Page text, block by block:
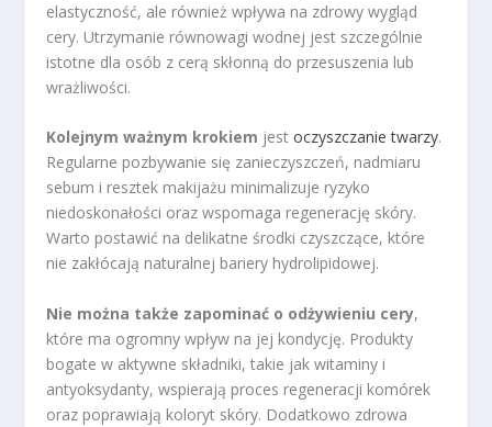
elastyczność, ale również wpływa na zdrowy wygląd
cery. Utrzymanie równowagi wodnej jest szczególnie
istotne dla osób z cerą skłonną do przesuszenia lub
wrażliwości.
Kolejnym ważnym krokiem jestoczyszczanie twarzy.
Regularne pozbywanie się zanieczyszczeń, nadmiaru
sebum i resztek makijażu minimalizuje ryzyko
niedoskonałości oraz wspomaga regenerację skóry.
Warto postawić na delikatne środki czyszczące, które
nie zakłócają naturalnej bariery hydrolipidowej.
Nie można także zapominać o odżywieniu cery,
które ma ogromny wpływ na jej kondycję. Produkty
bogate w aktywne składniki, takie jak witaminy i
antyoksydanty, wspierają proces regeneracji komórek
oraz poprawiają koloryt skóry. Dodatkowo zdrowa